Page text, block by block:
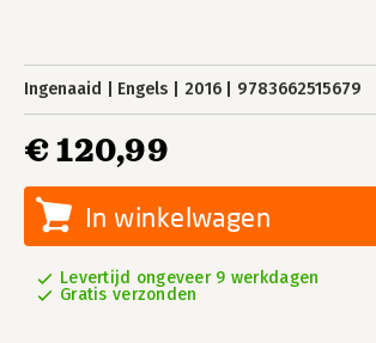
Ingenaaid Engels 2016 9783662515679
€ 120,99
In winkelwagen
Levertijd ongeveer 9 werkdagen
Gratis verzonden